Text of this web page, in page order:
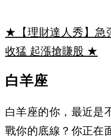
★【理財達人秀】急
收猛 起漲搶賺股 ★
白羊座
白羊座的你，最近是
戰你的底線？你正在